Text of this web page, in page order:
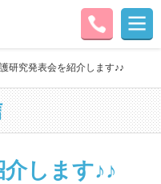
研究発表会を紹介します♪♪
します♪♪